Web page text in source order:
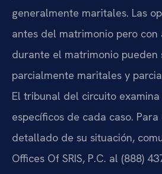
generalmente maritales. Las
antes del matrimonio pero con
durante el matrimonio
parcialmente maritales y
El tribunal del circuito
específicos de cada caso. Para
detallado de su situación,
Offices Of SRIS, P.C. al (888)